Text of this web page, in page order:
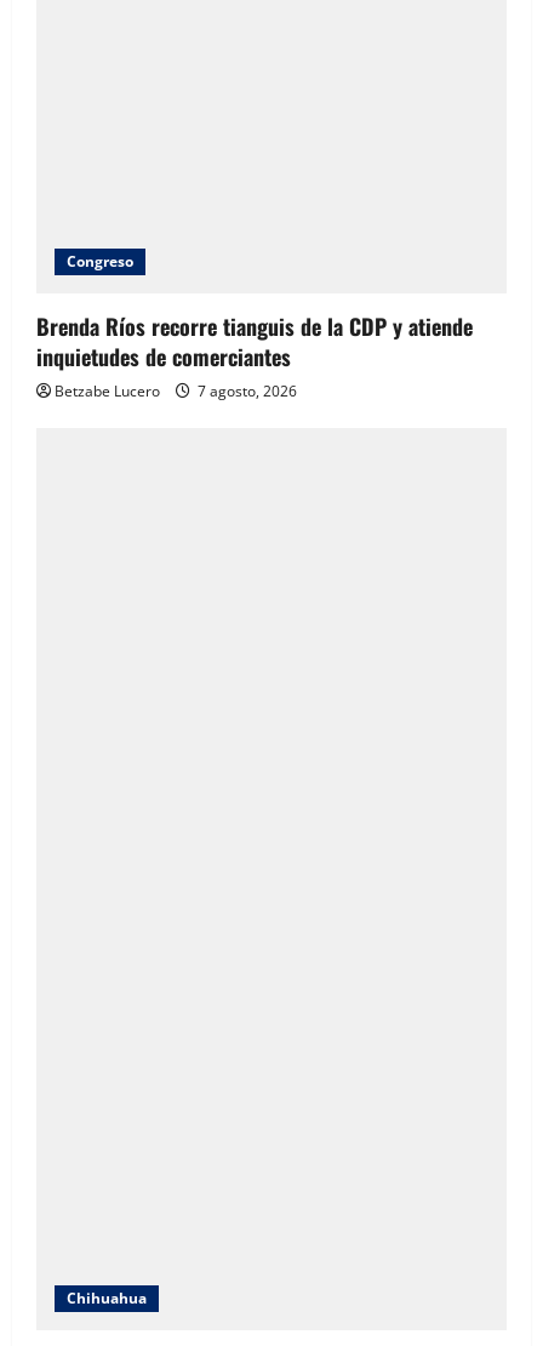
Congreso
Brenda Ríos recorre tianguis de la CDP y atiende
inquietudes de comerciantes
Betzabe Lucero 7 agosto, 2026
Chihuahua